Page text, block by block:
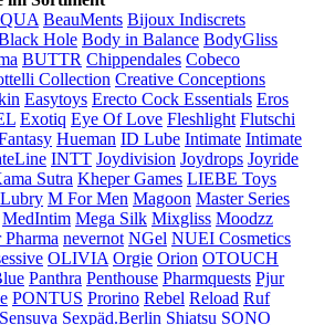
BeauMents Bijoux Indiscrets
Hole Body in Balance BodyGliss
BUTTR Chippendales Cobeco
Collection Creative Conceptions
Easytoys Erecto Cock Essentials Eros
Exotiq Eye Of Love Fleshlight Flutschi
Hueman ID Lube Intimate Intimate
INTT Joydivision Joydrops Joyride
Sutra Kheper Games LIEBE Toys
Lubry M For Men Magoon Master Series
MedIntim Mega Silk Mixgliss Moodzz
nevernot NGel NUEI Cosmetics
OLIVIA Orgie Orion OTOUCH
Panthra Penthouse Pharmquests Pjur
PONTUS Prorino Rebel Reload Ruf
Sensuva Sexpäd.Berlin Shiatsu SONO